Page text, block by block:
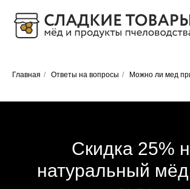
Главная / Ответы на вопросы / Можно ли мед
Скидка 25%
натуральный